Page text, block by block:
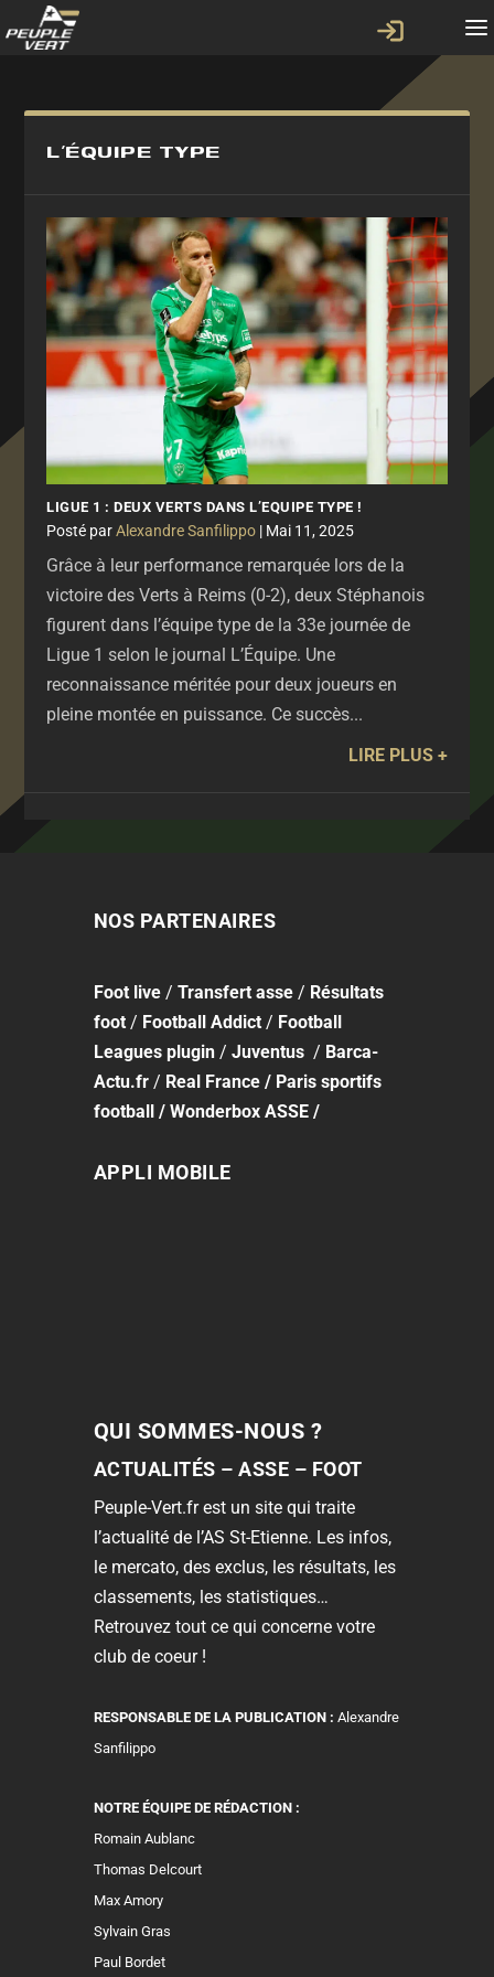
L’ÉQUIPE TYPE
LIGUE 1 : DEUX VERTS DANS L’EQUIPE TYPE !
parAlexandre Sanfilippo | Mai 11, 2025
Grâce à leur performance remarquée lors de la
victoire des Verts à Reims (0-2), deux Stéphanois
figurent dans l’équipe type de la 33e journée de
Ligue 1 selon le journal L’Équipe. Une
reconnaissance méritée pour deux joueurs en
pleine montée en puissance. Ce succès...
LIRE PLUS
NOS PARTENAIRES
Footlive/ Transfert asse/ Résultats
foot/ Football Addict/ Football
Leagues plugin/ Juventus / Barca-
Actu.fr/ Real France / Paris sportifs
football
/ Wonderbox ASSE/
APPLI MOBILE
QUI SOMMES-NOUS ?
ACTUALITÉS – ASSE – FOOT
Peuple-Vert.fr est un site qui traite
l’actualité de l’AS St-Etienne. Les infos,
le mercato, des exclus, les résultats, les
classements, les statistiques…
Retrouvez tout ce qui concerne votre
club de coeur !
RESPONSABLE DE LA PUBLICATION : Alexandre
Sanfilippo
NOTRE ÉQUIPE DE RÉDACTION :
Romain Aublanc
Thomas Delcourt
Max Amory
Sylvain Gras
Paul Bordet